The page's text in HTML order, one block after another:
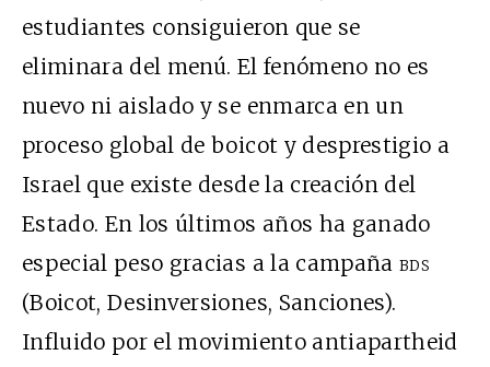
estudiantes consiguieron que se
eliminara del menú. El fenómeno no es
nuevo ni aislado y se enmarca en un
proceso global de boicot y desprestigio a
Israel que existe desde la creación del
Estado. En los últimos años ha ganado
especial peso gracias a la campaña bds
(Boicot, Desinversiones, Sanciones).
Influido por el movimiento antiapartheid